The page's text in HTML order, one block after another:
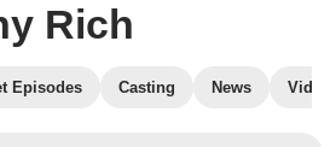
Rich
Episodes Casting News